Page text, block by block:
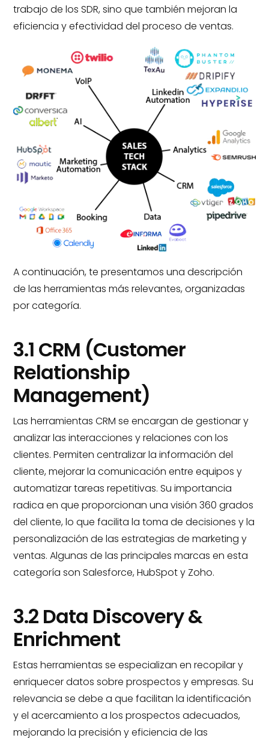
trabajo de los SDR, sino que también mejoran la
eficiencia y efectividad del proceso de ventas.
A continuación, te presentamos una descripción
de las herramientas más relevantes, organizadas
por categoría.
3.1 CRM (Customer
Relationship
Management)
Las herramientas CRM se encargan de gestionar y
analizar las interacciones y relaciones con los
clientes. Permiten centralizar la información del
cliente, mejorar la comunicación entre equipos y
automatizar tareas repetitivas. Su importancia
radica en que proporcionan una visión 360 grados
del cliente, lo que facilita la toma de decisiones y la
personalización de las estrategias de marketing y
ventas. Algunas de las principales marcas en esta
categoría son Salesforce, HubSpot y Zoho.
3.2 Data Discovery &
Enrichment
Estas herramientas se especializan en recopilar y
enriquecer datos sobre prospectos y empresas. Su
relevancia se debe a que facilitan la identificación
y el acercamiento a los prospectos adecuados,
mejorando la precisión y eficiencia de las